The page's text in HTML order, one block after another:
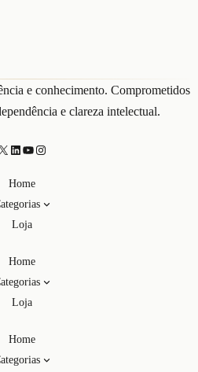
e conhecimento. Comprometidos
e clareza intelectual.
LinkedIn
Youtube
Instagram
Home
Loja
Home
Loja
Home